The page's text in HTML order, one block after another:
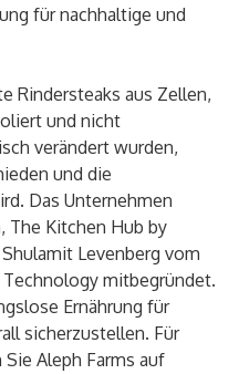
für nachhaltige und
Rindersteaks aus Zellen,
und nicht
verändert wurden,
und die
Das Unternehmen
The Kitchen Hub by
Levenberg vom
mitbegründet.
Ernährung für
sicherzustellen. Für
Aleph Farms auf